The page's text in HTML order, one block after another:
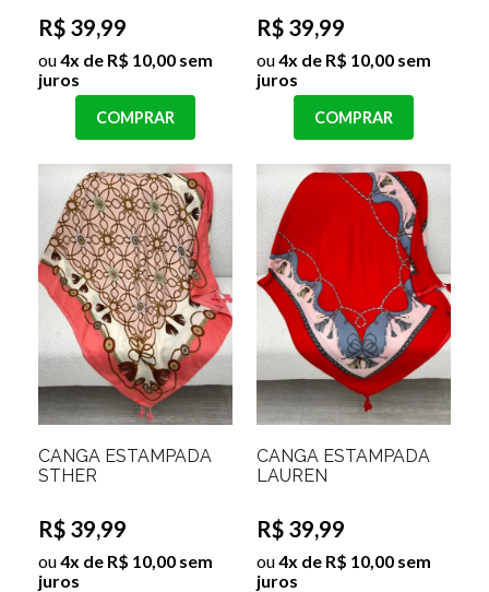
R$ 39,99
ou4x de R$ 10,00 sem
juros
COMPRAR
R$ 39,99
ou4x de R$ 10,00 sem
juros
COMPRAR
CANGA ESTAMPADA
STHER
R$ 39,99
ou4x de R$ 10,00 sem
juros
CANGA ESTAMPADA
LAUREN
R$ 39,99
ou4x de R$ 10,00 sem
juros